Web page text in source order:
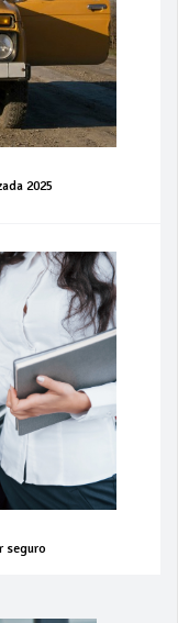
2025
seguro